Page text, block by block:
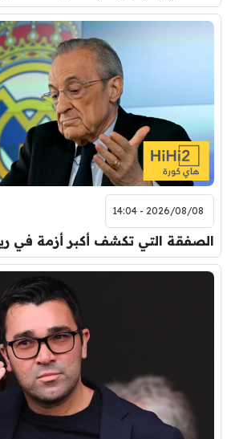
2026/08/08 - 14:04
الصفقة التي تكشف أكبر أزمة في